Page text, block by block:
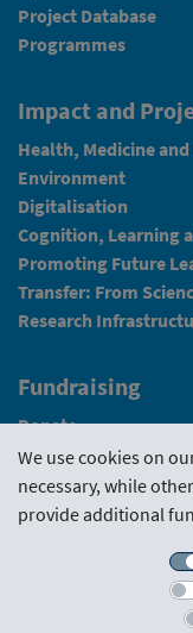
Project Database
Programmes
Impact and
Health, Medicine
Environment
Digitalisation
Cognition, Learning
Promoting Future
Transfer: From
Research
Fundraising
Donate
News
Intranet
Funding
We use cookies on
necessary, while
provide additional